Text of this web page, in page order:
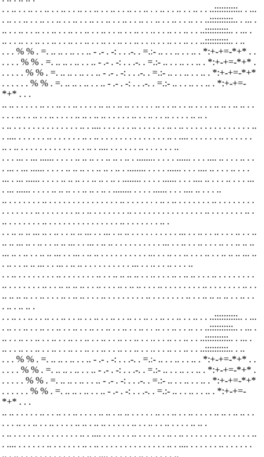
. . .. . . .. . . .. . . .. . . .. . . .. . . .. . . .. . . .. . . .. . . .. . . .. . . ..::::::::::.. . ...
. .. . . .. . . .. . . .. . . .. . . .. . . .. . . .. . . .. . . .. . . .. . . .. . . ..::::::::::.. . ... .
.. . . .. . . .. . . .. . . .. . . .. . . .. . . .. . . .. . . .. . . .. . . .. . . ..::::::::::.. . ... .
.. . . .. . . .. . . .. . . .. . . .. . . .. . . .. . . .. . . .. . . .. . . .. . . ..::::::::::.. . ..
. . . % % . =. .. .. . .. . . .. - .- . -: . . .-. . =.:- .. . . .. . . .. . *:+-+=-*+* . .
. . . . % % . =. .. .. . .. . . .. - .- . -: . . .-. . =.:- .. . . .. . . .. . *:+-+=-*+* .
. . . . . % % . =. .. .. . .. . . .. - .- . -: . . .-. . =.:- .. . . .. . . .. . *:+-+=-*+*
. . . . . . % % . =. .. .. . .. . . .. - .- . -: . . .-. . =.:- .. . . .. . . .. . *:+-+=-
*+* . . .
.. .. . . . . . .. . . .. . . .. . . . . .. .. . .. .. . . . . . .. . . .. . . .. . . . . .. .. . .. .. . .
. . . .. . . .. . . .. . . . . .. .. . .. .. . . . . . .. . . .. . . .. . . . . .. .. .
. .. . . . . . . . . . . . . . . .. . .... . . . . . . .. . . . . . . .. . .. . . . . . . . . . . . . . . ..
. .... . . . . . . .. . . . . . . .. . .. . . . . . . . . . . . . . . .. . .... . . . . . . .. . . . . . .
.. . .. . . . . . . . . . . . . . . .. . .... . . . . . . .. . . . . . . ..
. . . ... . ... ...... . . . . .. .. .. . . .. .. . .. . ........ . . . . ...... . . . .... .. . . . .. . .
. ... . ... ...... . . . . .. .. .. . . .. .. . .. . ........ . . . . ...... . . . .... .. . . . .. . . .
... . ... ...... . . . . .. .. .. . . .. .. . .. . ........ . . . . ...... . . . .... .. . . . .. . . . ...
. ... ...... . . . . .. .. .. . . .. .. . .. . ........ . . . . ...... . . . .... .. . . . ..
.. . . . . . . . .. . . . . . . . . . . . . . . . .. . . . . . . . .. . .. . . . . . . . .. . . . . . . . .
. . . . . . . .. . . . . . . . .. . .. . . . . . . . .. . . . . . . . . . . . . . . . .. . . . . . . . .. .
.. . . . . . . . .. . . . . . . . . . . . . . . . .. . . . . . . . .. .
. . .. .. .. ... .. . .. . . .. .. ... . . ... . .. .. . . . . . . . . . . ... . . .. . . .. . . . .. . . ..
.. .. ... .. . .. . . .. .. ... . . ... . .. .. . . . . . . . . . . ... . . .. . . .. . . . .. . . .. .. ..
... .. . .. . . .. .. ... . . ... . .. .. . . . . . . . . . . ... . . .. . . .. . . . .. . . .. .. .. ... ..
. .. . . .. .. ... . . ... . .. .. . . . . . . . . . . ... . . .. . . .. . . . ..
. . .. . . . . . . . . .. . . . . . . . .. . . .. .. .. .. . . .. . . . .. . .. .. . . . .. . . . . . . . .
.. . . . . . . . .. . . .. .. .. .. . . .. . . . .. . .. .. . . . .. . . . . . . . . .. . . . . . . . .. . .
.. .. .. .. . . .. . . . .. . .. .. . . . .. . . . . . . . . .. . . . . . . . .. . . .. .. .. .. . . .. . .
. .. . .. .. .
. . .. . . .. . . .. . . .. . . .. . . .. . . .. . . .. . . .. . . .. . . .. . . .. . . ..::::::::::.. . ...
. .. . . .. . . .. . . .. . . .. . . .. . . .. . . .. . . .. . . .. . . .. . . .. . . ..::::::::::.. . ... .
.. . . .. . . .. . . .. . . .. . . .. . . .. . . .. . . .. . . .. . . .. . . .. . . ..::::::::::.. . ... .
.. . . .. . . .. . . .. . . .. . . .. . . .. . . .. . . .. . . .. . . .. . . .. . . ..::::::::::.. . ..
. . . % % . =. .. .. . .. . . .. - .- . -: . . .-. . =.:- .. . . .. . . .. . *:+-+=-*+* . .
. . . . % % . =. .. .. . .. . . .. - .- . -: . . .-. . =.:- .. . . .. . . .. . *:+-+=-*+* .
. . . . . % % . =. .. .. . .. . . .. - .- . -: . . .-. . =.:- .. . . .. . . .. . *:+-+=-*+*
. . . . . . % % . =. .. .. . .. . . .. - .- . -: . . .-. . =.:- .. . . .. . . .. . *:+-+=-
*+* . . .
.. .. . . . . . .. . . .. . . .. . . . . .. .. . .. .. . . . . . .. . . .. . . .. . . . . .. .. . .. .. . .
. . . .. . . .. . . .. . . . . .. .. . .. .. . . . . . .. . . .. . . .. . . . . .. .. .
. .. . . . . . . . . . . . . . . .. . .... . . . . . . .. . . . . . . .. . .. . . . . . . . . . . . . . . ..
. .... . . . . . . .. . . . . . . .. . .. . . . . . . . . . . . . . . .. . .... . . . . . . .. . . . . . .
.. . .. . . . . . . . . . . . . . . .. . .... . . . . . . .. . . . . . . ..